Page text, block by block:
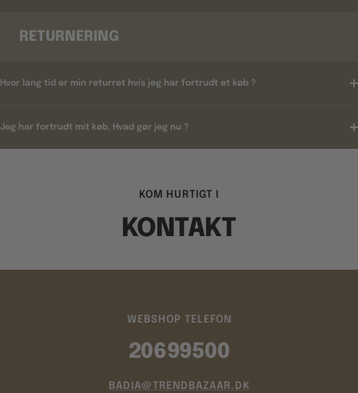
RETURNERING
Hvor lang tid er min returret hvis jeg har fortrudt et køb ?
Jeg har fortrudt mit køb, Hvad gør jeg nu ?
KOM HURTIGT I
KONTAKT
WEBSHOP TELEFON
20699500
BADIA@TRENDBAZAAR.DK